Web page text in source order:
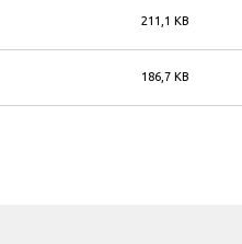
211,1 KB
186,7 KB